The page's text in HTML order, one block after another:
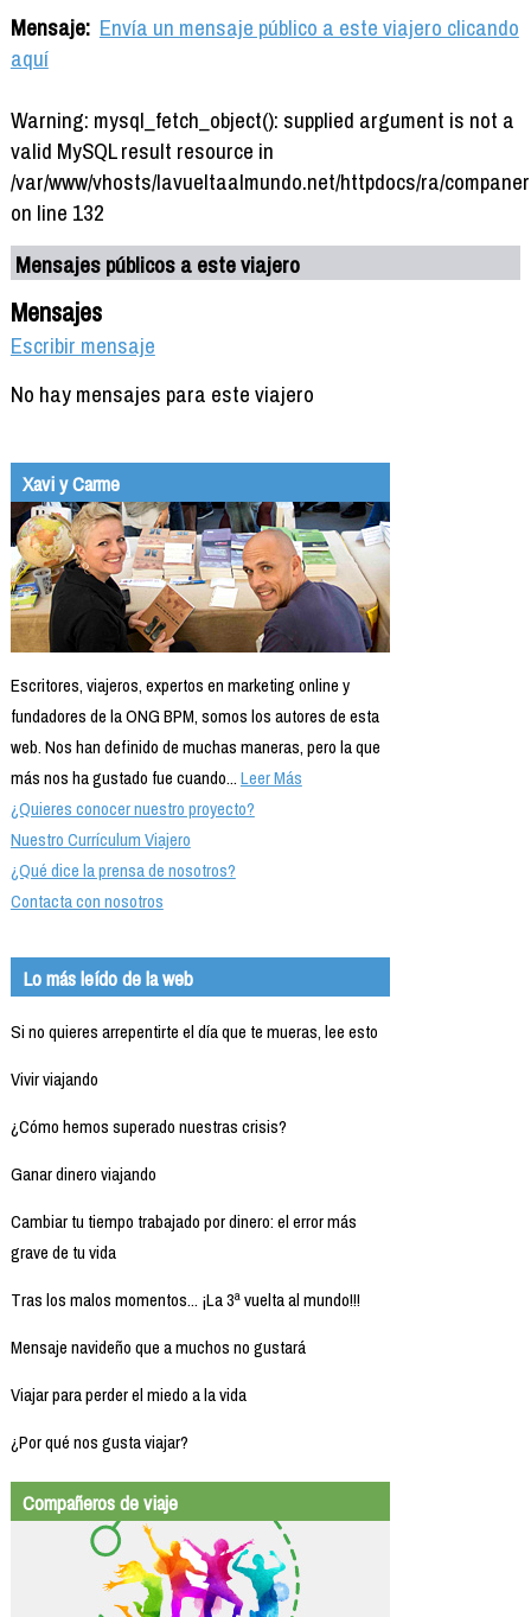
Mensaje: Envía un mensaje público a este viajero clicando
aquí
Warning: mysql_fetch_object(): supplied argument is not a
valid MySQL result resource in
/var/www/vhosts/lavueltaalmundo.net/httpdocs/ra/
on line 132
Mensajes públicos a este viajero
Mensajes
Escribir mensaje
No hay mensajes para este viajero
Xavi y Carme
Escritores, viajeros, expertos en marketing online y
fundadores de la ONG BPM, somos los autores de esta
web. Nos han definido de muchas maneras, pero la que
más nos ha gustado fue cuando...Leer Más
¿Quieres conocer nuestro proyecto?
Nuestro Currículum Viajero
¿Qué dice la prensa de nosotros?
Contacta con nosotros
Lo más leído de la web
Si no quieres arrepentirte el día que te mueras, lee esto
Vivir viajando
¿Cómo hemos superado nuestras crisis?
Ganar dinero viajando
Cambiar tu tiempo trabajado por dinero: el error más
grave de tu vida
Tras los malos momentos... ¡La 3ª vuelta al mundo!!!
Mensaje navideño que a muchos no gustará
Viajar para perder el miedo a la vida
¿Por qué nos gusta viajar?
Compañeros de viaje